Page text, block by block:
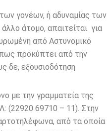
γονέων, ή αδυναμίας των
άτομο, απαιτείται για
από Αστυνομικό
προκύπτει από την
δε, εξουσιοδότηση
με την γραμματεία της
(22920 69710 – 11). Στην
από τα οποία